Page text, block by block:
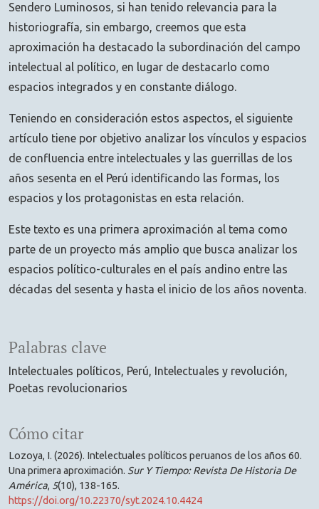
Palabras clave
Intelectuales políticos Perú
Intelectuales y revolución
Poetas revolucionarios
Cómo citar
Lozoya, I. (2026). Intelectuales políticos peruanos de los años 60.
Una primera aproximación. Sur Y Tiempo: Revista De Historia De
América, 5(10), 138-165.
https://doi.org/10.22370/syt.2024.10.4424
Sendero Luminosos, si han tenido relevancia para la
historiografía, sin embargo, creemos que esta
aproximación ha destacado la subordinación del campo
intelectual al político, en lugar de destacarlo como
espacios integrados y en constante diálogo.
Teniendo en consideración estos aspectos, el siguiente
artículo tiene por objetivo analizar los vínculos y espacios
de confluencia entre intelectuales y las guerrillas de los
años sesenta en el Perú identificando las formas, los
espacios y los protagonistas en esta relación.
Este texto es una primera aproximación al tema como
parte de un proyecto más amplio que busca analizar los
espacios político-culturales en el país andino entre las
décadas del sesenta y hasta el inicio de los años noventa.